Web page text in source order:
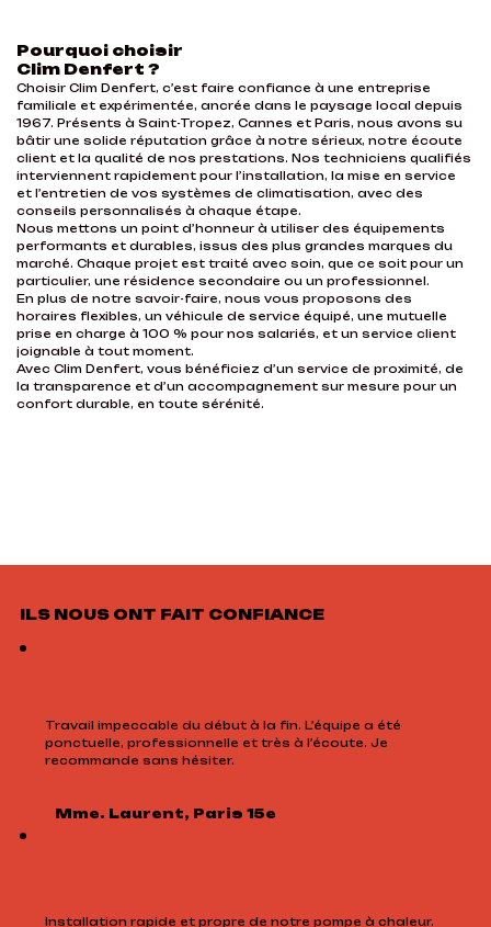
Pourquoi choisir
Clim Denfert ?
Choisir Clim Denfert, c’est faire confiance à une entreprise
familiale et expérimentée, ancrée dans le paysage local depuis
1967. Présents à Saint-Tropez, Cannes et Paris, nous avons su
bâtir une solide réputation grâce à notre sérieux, notre écoute
client et la qualité de nos prestations. Nos techniciens qualifiés
interviennent rapidement pour l’installation, la mise en service
et l’entretien de vos systèmes de climatisation, avec des
conseils personnalisés à chaque étape.
Nous mettons un point d’honneur à utiliser des équipements
performants et durables, issus des plus grandes marques du
marché. Chaque projet est traité avec soin, que ce soit pour un
particulier, une résidence secondaire ou un professionnel.
En plus de notre savoir-faire, nous vous proposons des
horaires flexibles, un véhicule de service équipé, une mutuelle
prise en charge à 100 % pour nos salariés, et un service client
joignable à tout moment.
Avec Clim Denfert, vous bénéficiez d’un service de proximité, de
la transparence et d’un accompagnement sur mesure pour un
confort durable, en toute sérénité.
ILS NOUS ONT FAIT CONFIANCE
Travail impeccable du début à la fin. L’équipe a été
ponctuelle, professionnelle et très à l’écoute. Je
recommande sans hésiter.
Mme. Laurent, Paris 15e
Installation rapide et propre de notre pompe à chaleur.